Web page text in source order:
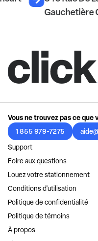
Gauchetière
Vous ne trouvez pas ce que
1 855 979-7275
Support
Foire aux questions
Louez votre stationnement
Conditions d'utilisation
Politique de confidentialité
Politique de témoins
À propos